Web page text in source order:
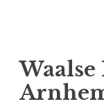
naar
inhoud